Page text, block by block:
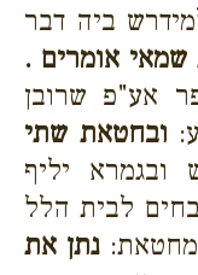
ביה דבר
שמאי אומרים .
אע"פ שרובן
ובחטאת שתי
יליף
לבית הלל
מחטאת:נתן את